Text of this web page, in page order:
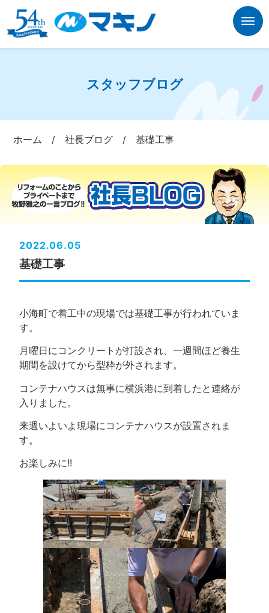
スタッフブログ
ホーム /社長ブログ /基礎工事
2022.06.05
基礎工事
小海町で着工中の現場では基礎工事が行われていま
す。
月曜日にコンクリートが打設され、一週間ほど養生
期間を設けてから型枠が外されます。
コンテナハウスは無事に横浜港に到着したと連絡が
入りました。
来週いよいよ現場にコンテナハウスが設置されま
す。
お楽しみに!!